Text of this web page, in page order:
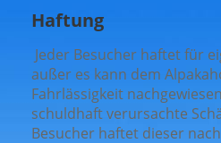
Haftung
Jeder Besucher haftet für
außer es kann dem
Fahrlässigkeit
schuldhaft verursachte
Besucher haftet dieser